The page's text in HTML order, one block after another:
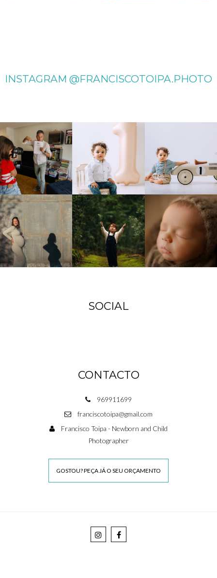
INSTAGRAM @FRANCISCOTOIPA.PHOTO
SOCIAL
CONTACTO
969911699
franciscotoipa@gmail.com
Francisco Toipa - Newborn and Child
Photographer
GOSTOU? PEÇA JÁ O SEU ORÇAMENTO